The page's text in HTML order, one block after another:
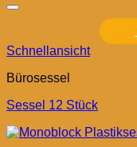
Schnellansicht
Bürosessel
Sessel 12 Stück